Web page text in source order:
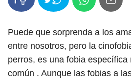
Puede que sorprenda a los
entre nosotros, pero la
perros, es una fobia específica
común . Aunque las fobias a